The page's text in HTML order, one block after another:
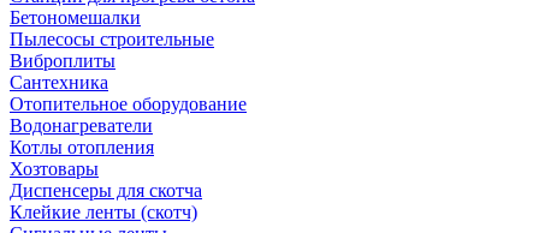
Бетономешалки
Пылесосы строительные
Виброплиты
Сантехника
Отопительное оборудование
Водонагреватели
Котлы отопления
Хозтовары
Диспенсеры для скотча
Клейкие ленты (скотч)